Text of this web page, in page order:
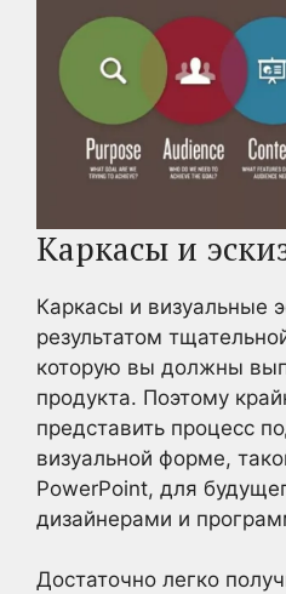
Каркасы и
Каркасы и визуальные
результатом
которую вы должны
продукта. Поэтому
представить процесс
визуальной форме,
PowerPoint, для
дизайнерами и
Достаточно легко